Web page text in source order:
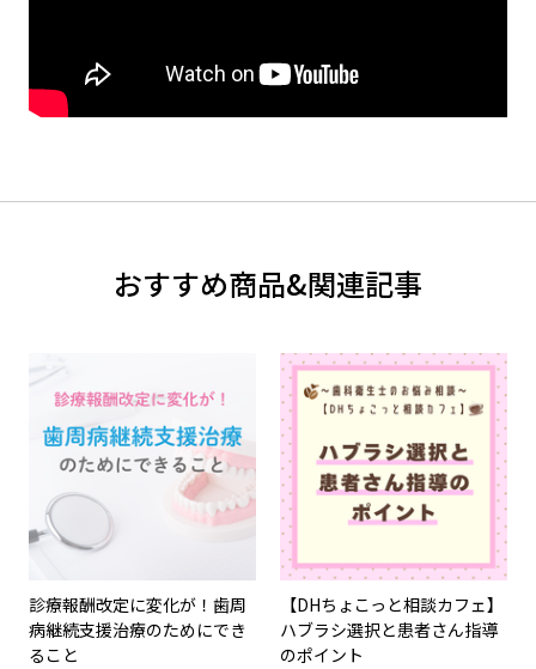
おすすめ商品&関連記事
診療報酬改定に変化が！歯周
病継続支援治療のためにでき
ること
【DHちょこっと相談カフェ】
ハブラシ選択と患者さん指導
のポイント